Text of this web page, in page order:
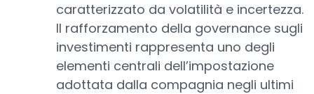
caratterizzato da volatilità e incertezza.
Il rafforzamento della governance sugli
investimenti rappresenta uno degli
elementi centrali dell’impostazione
adottata dalla compagnia negli ultimi